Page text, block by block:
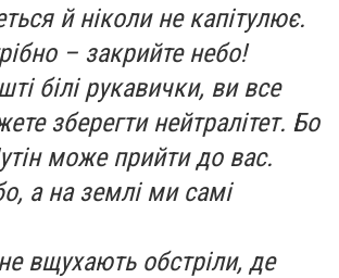
й ніколи не капітулює.
– закрийте небо!
білі рукавички, ви все
зберегти нейтралітет. Бо
може прийти до вас.
а на землі ми самі
вщухають обстріли, де